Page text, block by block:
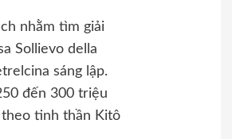
nhằm tìm giải
Sollievo della
sáng lập.
đến 300 triệu
tinh thần Kitô